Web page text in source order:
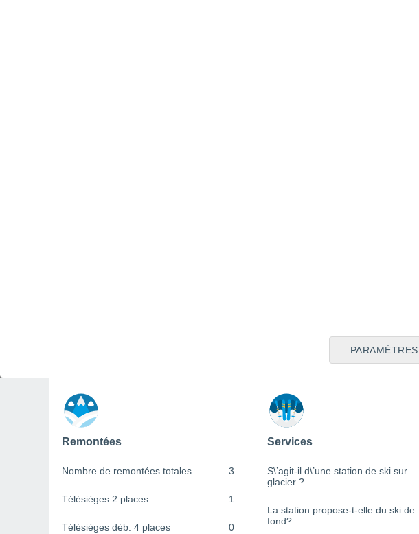
PARAMÈTRES
Remontées
Nombre de remontées totales 3
Télésièges 2 places 1
Télésièges déb. 4 places 0
Services
S\’agit-il d\’une station de ski sur
glacier ?
La station propose-t-elle du ski de
fond?